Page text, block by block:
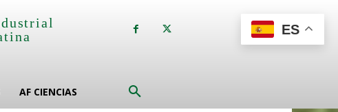
AF CIENCIAS
ES